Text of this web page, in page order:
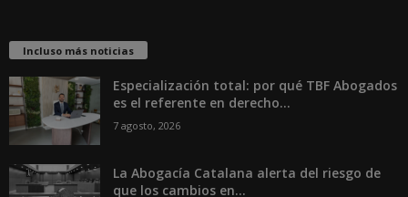
Incluso más noticias
Especialización total: por qué TBF Abogados
es el referente en derecho...
7 agosto, 2026
La Abogacía Catalana alerta del riesgo de
que los cambios en...